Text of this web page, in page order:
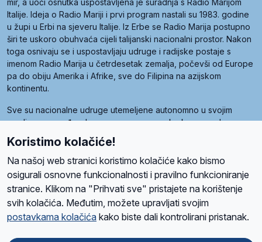
Italije. Ideja o Radio Mariji i prvi program nastali su 1983. godine
u župi u Erbi na sjeveru Italije. Iz Erbe se Radio Marija postupno
širi te uskoro obuhvaća cijeli talijanski nacionalni prostor. Nakon
toga osnivaju se i uspostavljaju udruge i radijske postaje s
imenom Radio Marija u četrdesetak zemalja, počevši od Europe
pa do obiju Amerika i Afrike, sve do Filipina na azijskom
kontinentu.
Sve su nacionalne udruge utemeljene autonomno u svojim
zemljama, a međusobna su povezane preko krovne udruge
pod nazivom Svjetska obitelj Radio Marije (World Family of
Radio Maria). Svjetsku obitelj utemeljilo je sedam članica, među
kojima je i hrvatska Udruga Radio Marija.
O namaRadio ProgramVolonteriPrijateljiKontaktPravila privatnosti
Ova stranica je zaštićena Google reCAPTCHA sustavom
Koristimo kolačiće!
Na našoj web stranici koristimo kolačiće kako bismo
osigurali osnovne funkcionalnosti i pravilno funkcioniranje
stranice. Klikom na "Prihvati sve" pristajete na korištenje
svih kolačića. Međutim, možete upravljati svojim
postavkama kolačića kako biste dali kontrolirani pristanak.